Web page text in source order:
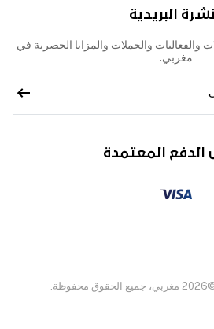
البريدية
والفعاليات والحملات والمزايا الحصرية في
مغربي.
الدفع المعتمدة